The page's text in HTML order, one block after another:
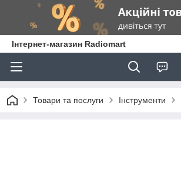
Інтернет-магазин Radiomart
Товари та послуги Інструменти